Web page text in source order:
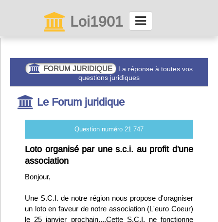
Loi1901
Connexion
Abonnez-vous à LettrAsso
Menu général
ServiceAsso
Partager
VieAsso
FORUM JURIDIQUE
La réponse à toutes vos
questions juridiques
Le Forum juridique
Question numéro 21 747
Loto organisé par une s.c.i. au profit d'une
association
Bonjour,
Une S.C.I. de notre région nous propose d'oragniser
un loto en faveur de notre association (L'euro Coeur)
le 25 janvier prochain....Cette S.C.I. ne fonctionne